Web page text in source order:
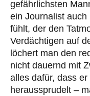
gefährlichsten
ein Journalist
fühlt, der den
Verdächtigen auf
löchert man den
nicht dauernd mit
alles dafür, dass
heraussprudelt –